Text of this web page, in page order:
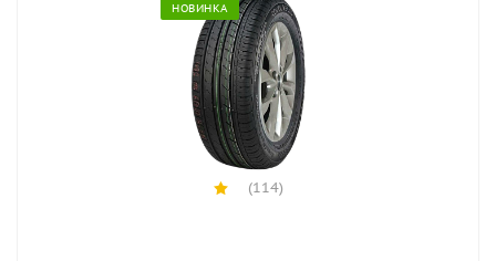
НОВИНКА
(114)